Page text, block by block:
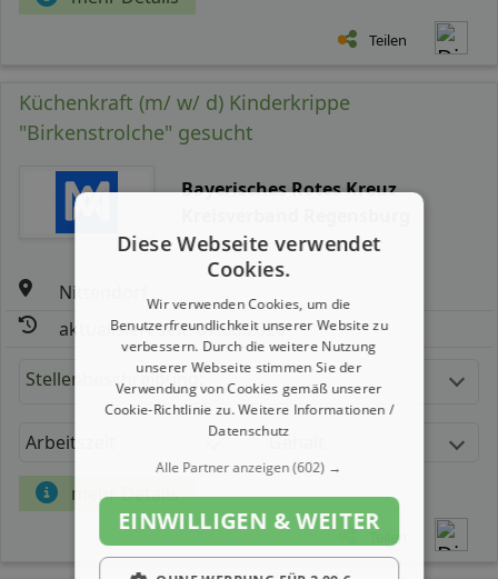
Teilen
Küchenkraft (m/ w/ d) Kinderkrippe
"Birkenstrolche" gesucht
Bayerisches Rotes Kreuz
Nittendorf
aktualisiert seit: 07.08.2026
Stellenbeschreibung:
Arbeitszeit Gehalt
mehr Details
Teilen
Diese Webseite verwendet
Cookies.
Wir verwenden Cookies, um die
Benutzerfreundlichkeit unserer Website zu
verbessern. Durch die weitere Nutzung
unserer Webseite stimmen Sie der
Verwendung von Cookies gemäß unserer
Cookie-Richtlinie zu.Weitere Informationen /
Datenschutz
Alle Partner anzeigen(602) →
EINWILLIGEN & WEITER